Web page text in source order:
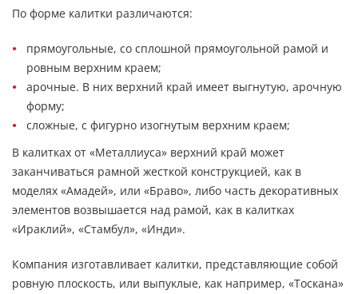
По форме калитки различаются:
прямоугольные, со сплошной прямоугольной рамой и
ровным верхним краем;
арочные. В них верхний край имеет выгнутую, арочную
форму;
сложные, с фигурно изогнутым верхним краем;
В калитках от «Металлиуса» верхний край может
заканчиваться рамной жесткой конструкцией, как в
моделях «Амадей», или «Браво», либо часть декоративных
элементов возвышается над рамой, как в калитках
«Ираклий», «Стамбул», «Инди».
Компания изготавливает калитки, представляющие собой
ровную плоскость, или выпуклые, как например, «Тоскана»